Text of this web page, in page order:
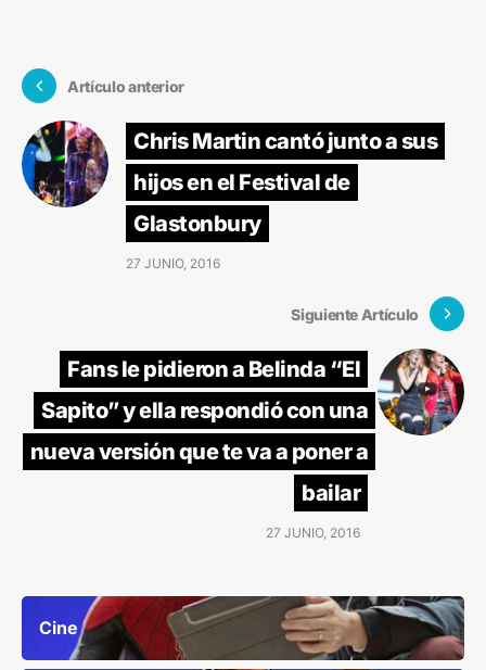
Artículo anterior
Chris Martin cantó junto a sus
hijos en el Festival de
Glastonbury
27 JUNIO, 2016
Siguiente Artículo
Fans le pidieron a Belinda “El
Sapito” y ella respondió con una
nueva versión que te va a poner a
bailar
27 JUNIO, 2016
Cine